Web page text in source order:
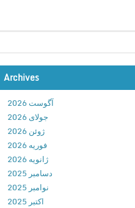
o
s
A
H
e
o
v
1
.
Archives
آگوست 2026
جولای 2026
ژوئن 2026
فوریه 2026
ژانویه 2026
دسامبر 2025
نوامبر 2025